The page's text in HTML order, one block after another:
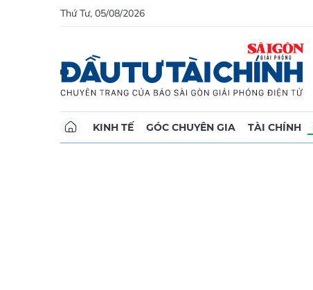
Thứ Tư, 05/08/2026
KINH TẾ GÓC CHUYÊN GIA TÀI CHÍNH